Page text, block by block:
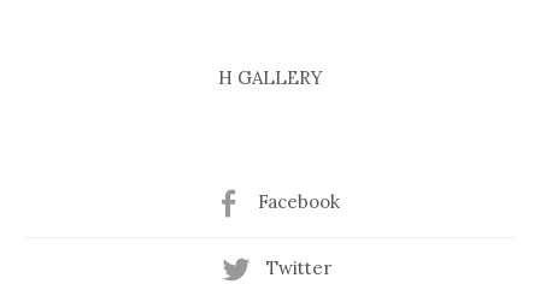
H GALLERY
Facebook
Twitter